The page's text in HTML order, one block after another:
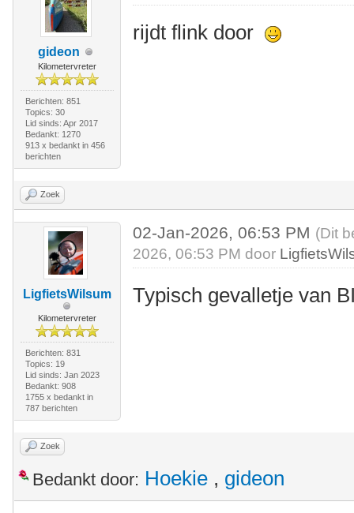
gideon
Kilometervreter
Berichten: 851
Topics: 30
Lid sinds: Apr 2017
Bedankt: 1270
913 x bedankt in 456
berichten
rijdt flink door
Zoek
LigfietsWilsum
Kilometervreter
Berichten: 831
Topics: 19
Lid sinds: Jan 2023
Bedankt: 908
1755 x bedankt in
787 berichten
02-Jan-2026, 06:53 PM (Dit
2026, 06:53 PM door
Typisch gevalletje van
Zoek
Bedankt door: Hoekie , gideon